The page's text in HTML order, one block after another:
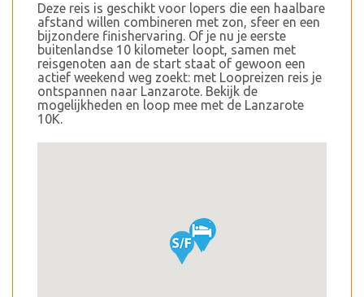
Deze reis is geschikt voor lopers die een haalbare
afstand willen combineren met zon, sfeer en een
bijzondere finishervaring. Of je nu je eerste
buitenlandse 10 kilometer loopt, samen met
reisgenoten aan de start staat of gewoon een
actief weekend weg zoekt: met Loopreizen reis je
ontspannen naar Lanzarote. Bekijk de
mogelijkheden en loop mee met de Lanzarote
10K.